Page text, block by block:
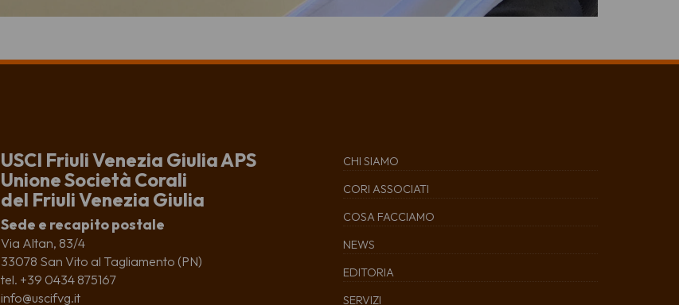
USCI Friuli Venezia Giulia APS
Unione Società Corali
del Friuli Venezia Giulia
Sede e recapito postale
Via Altan, 83/4
33078 San Vito al Tagliamento (PN)
tel. +39 0434 875167
info@uscifvg.it
CHI SIAMO
CORI ASSOCIATI
COSA FACCIAMO
NEWS
EDITORIA
SERVIZI